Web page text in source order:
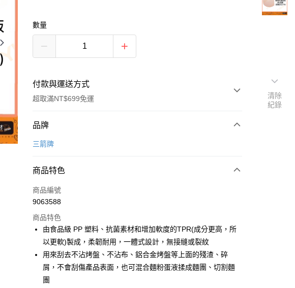
數量
付款與運送方式
超取滿NT$699免運
付款方式
信用卡一次付款
運送方式
• 付款後全家取貨
每筆NT$60，滿NT$699(含以上)免運費
• 付款後7-11取貨
每筆NT$60，滿NT$699(含以上)免運費
(請點開選項勾選)
品牌
三箭牌
商品特色
商品編號
9063588
商品特色
由食品級 PP 塑料、抗菌素材和增加軟度的TPR(成分更高，所
以更軟)製成，柔韌耐用，一體式設計，無接縫或裂紋
用來刮去不沾烤盤、不沾布、鋁合金烤盤等上面的殘渣、碎
屑，不會刮傷產品表面，也可混合麵粉蛋液揉成麵團、切割麵
團
清除
紀錄